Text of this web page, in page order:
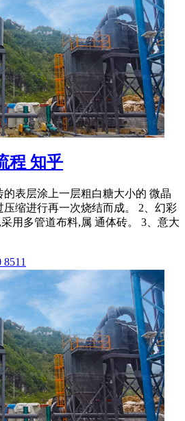
程 知乎
的表层涂上一层粗白糖大小的 微晶
压缩进行再一次烧结而成。 2、幻彩
用多管道布料,属 通体砖。 3、意大